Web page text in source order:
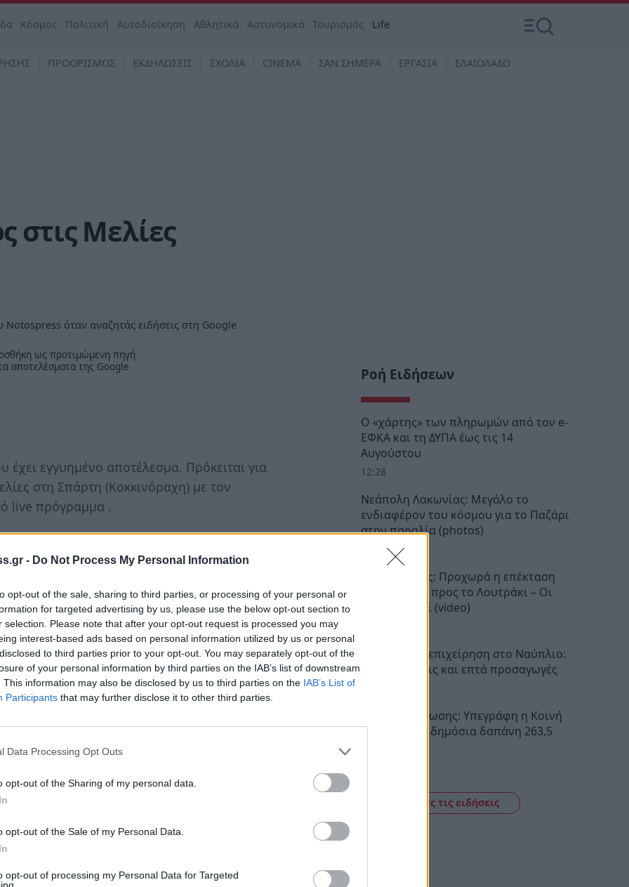
- Do Not Process My Personal Information
opt-out of the sale, sharing to third parties, or processing of your personal or
for targeted advertising by us, please use the below opt-out section to
selection. Please note that after your opt-out request is processed you may
interest-based ads based on personal information utilized by us or personal
to third parties prior to your opt-out. You may separately opt-out of the
of your personal information by third parties on the IAB’s list of downstream
This information may also be disclosed by us to third parties on the IAB’s List of
Participants that may further disclose it to other third parties.
Data Processing Opt Outs
opt-out of the Sharing of my personal data.
opt-out of the Sale of my Personal Data.
opt-out of processing my Personal Data for Targeted
Κόσμος Πολιτική Αυτοδιοίκηση Αθλητικά Αστυνομικά Τουρισμός Life
ΠΡΟΟΡΙΣΜΟΣ ΕΚΔΗΛΩΣΕΙΣ ΣΧΟΛΙΑ CINEMA ΣΑΝ ΣΗΜΕΡΑ ΕΡΓΑΣΙΑ ΕΛΑΙΟΛΑΔΟ
στις Μελίες
όταν αναζητάς ειδήσεις στη Google
ως προτιμώμενη πηγή
αποτελέσματα της Google
εγγυημένο αποτέλεσμα. Πρόκειται για
στη Σπάρτη (Κοκκινόραχη) με τον
live πρόγραμμα .
– συνθεσάιζερ ο άνθρωπος που ξέρει να
Enoteca με
στον κόσμο μας, στο Mystras
Ροή Ειδήσεων
Ο «χάρτης» των πληρωμών από τον e-
ΕΦΚΑ και τη ΔΥΠΑ έως τις 14
Αυγούστου
12:28
Νεάπολη Λακωνίας: Μεγάλο το
ενδιαφέρον του κόσμου για το Παζάρι
στην παραλία (photos)
Προαστιακός: Προχωρά η επέκταση
της γραμμής προς το Λουτράκι – Οι
νέοι σταθμοί (video)
Αστυνομική επιχείρηση στο Ναύπλιο:
Έξι συλλήψεις και επτά προσαγωγές
Σχέδια Βελτίωσης: Υπεγράφη η Κοινή
Απόφαση με δημόσια δαπάνη 263,5
Δείτε όλες τις ειδήσεις